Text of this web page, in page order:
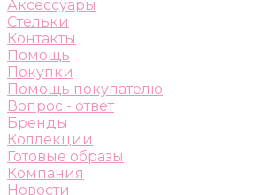
Аксессуары
Стельки
Контакты
Помощь
Покупки
Помощь покупателю
Вопрос - ответ
Бренды
Коллекции
Готовые образы
Компания
Новости